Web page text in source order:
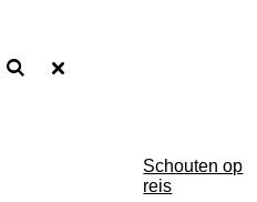
Schouten op
reis